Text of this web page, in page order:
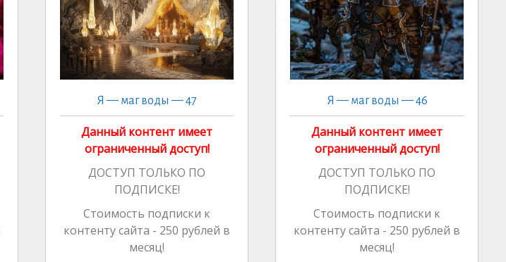
ki
al ki
al
Я — маг воды — 47
Данный контент имеет
ограниченный доступ!
ДОСТУП ТОЛЬКО ПО
ПОДПИСКЕ!
Стоимость подписки к
контенту сайта - 250 рублей в
месяц!
Я — маг воды — 46
Данный контент имеет
ограниченный доступ!
ДОСТУП ТОЛЬКО ПО
ПОДПИСКЕ!
Стоимость подписки к
контенту сайта - 250 рублей в
месяц!